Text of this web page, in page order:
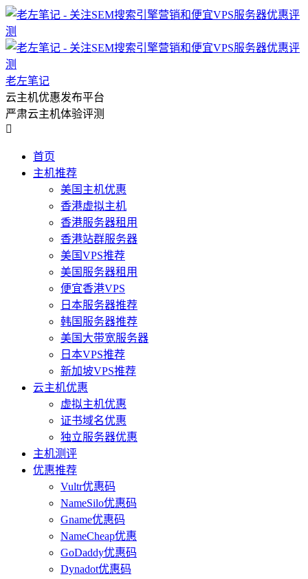
老左笔记
云主机优惠发布平台
严肃云主机体验评测

首页
主机推荐
美国主机优惠
香港虚拟主机
香港服务器租用
香港站群服务器
美国VPS推荐
美国服务器租用
便宜香港VPS
日本服务器推荐
韩国服务器推荐
美国大带宽服务器
日本VPS推荐
新加坡VPS推荐
云主机优惠
虚拟主机优惠
证书域名优惠
独立服务器优惠
主机测评
优惠推荐
Vultr优惠码
NameSilo优惠码
Gname优惠码
NameCheap优惠
GoDaddy优惠码
Dynadot优惠码